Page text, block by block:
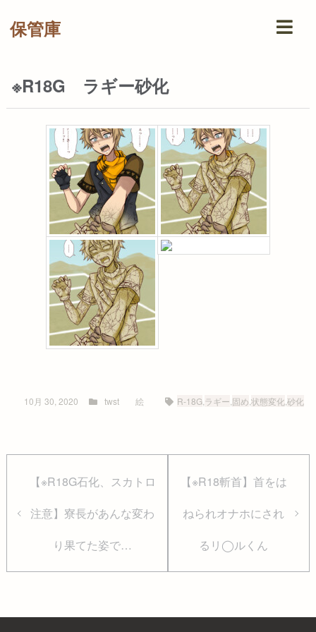
保管庫
※R18G ラギー砂化
10月 30, 2020 twst 絵 R-18G ラギー 固め ,状態変化,砂化
【※R18G石化、スカトロ
注意】寮長があんな変わ
り果てた姿で…
【※R18斬首】首をは
ねられオナホにされ
るリ◯ルくん